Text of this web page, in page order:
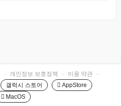
· 개인정보 보호정책 · 이용 약관
·
갤럭시 스토어
 AppStore
 MacOS